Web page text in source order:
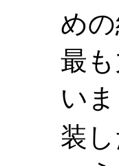
め
最
い
装